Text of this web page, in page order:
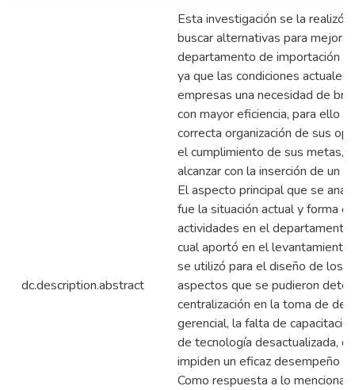
dc.description.abstract
Esta investigación se la realizó
buscar alternativas para
departamento de importación
ya que las condiciones actuales
empresas una necesidad de
con mayor eficiencia, para ello
correcta organización de sus
el cumplimiento de sus metas,
alcanzar con la inserción de un
El aspecto principal que se
fue la situación actual y forma
actividades en el
cual aportó en el levantamiento
se utilizó para el diseño de los
aspectos que se pudieron
centralización en la toma de
gerencial, la falta de
de tecnología desactualizada,
impiden un eficaz desempeño
Como respuesta a lo